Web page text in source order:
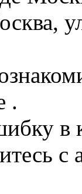
.
в